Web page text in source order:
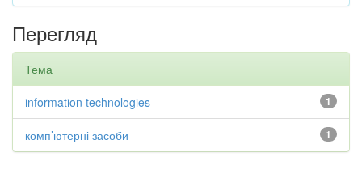
Перегляд
Тема
1
information technologies
1
комп’ютерні засоби